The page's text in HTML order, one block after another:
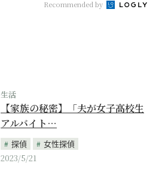
Recommended by
生活
【家族の秘密】「夫が女子高校生
アルバイト…
探偵
女性探偵
2023/5/21